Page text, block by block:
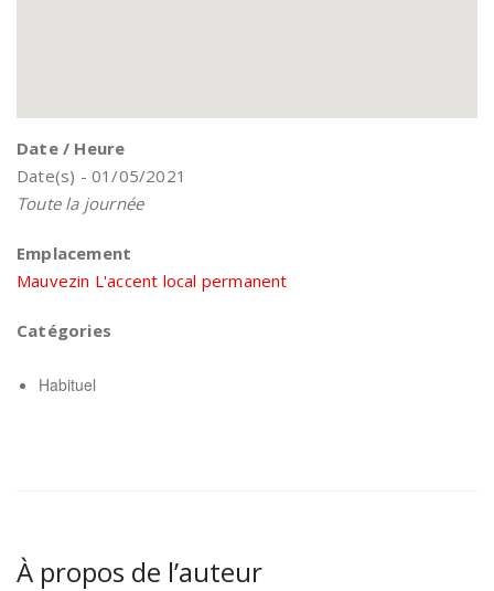
Date / Heure
Date(s) - 01/05/2021
Toute la journée
Emplacement
Mauvezin L'accent local permanent
Catégories
Habituel
À propos de l’auteur